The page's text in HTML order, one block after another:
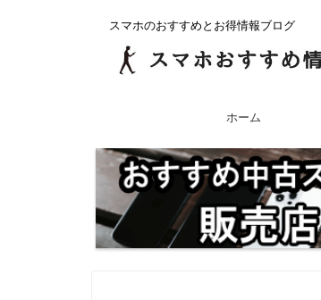
スマホのおすすめとお得情報ブログ
ホーム